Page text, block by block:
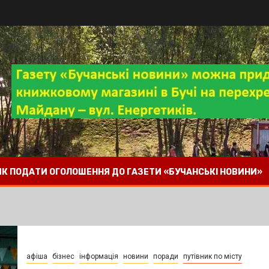
ПОДАТИ ОГОЛОШЕННЯ ДО ГАЗЕТИ «БУЧАНСЬКІ НОВИНИ»
афіша бізнес інформація новини поради путівник по місту